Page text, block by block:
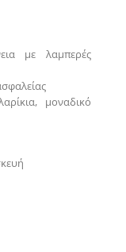
με λαμπερές
μοναδικό